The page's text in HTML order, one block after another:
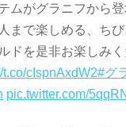
ムがグラニフから
まで楽しめる、ち
ドを是非お楽しみく
t.co/cIspnAxdW2#グ
pic.twitter.com/